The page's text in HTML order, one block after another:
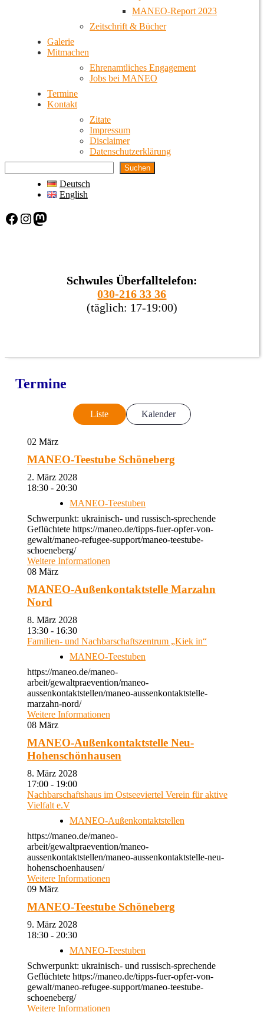
MANEO-Report 2023
Zeitschrift & Bücher
Galerie
Mitmachen
Ehrenamtliches Engagement
Jobs bei MANEO
Termine
Kontakt
Zitate
Impressum
Disclaimer
Datenschutzerklärung
Suchen
Deutsch
English
Facebook Instagram Mastodon
Schwules Überfalltelefon:
030-216 33 36
(täglich: 17-19:00)
Termine
Liste Kalender
02 März
MANEO-Teestube Schöneberg
2. März 2028
18:30 - 20:30
MANEO-Teestuben
Schwerpunkt: ukrainisch- und russisch-sprechende
Geflüchtete https://maneo.de/tipps-fuer-opfer-von-
gewalt/maneo-refugee-support/maneo-teestube-
schoeneberg/
Weitere Informationen
08 März
MANEO-Außenkontaktstelle Marzahn
Nord
8. März 2028
13:30 - 16:30
Familien- und Nachbarschaftszentrum „Kiek in“
MANEO-Teestuben
https://maneo.de/maneo-
arbeit/gewaltpraevention/maneo-
aussenkontaktstellen/maneo-aussenkontaktstelle-
marzahn-nord/
Weitere Informationen
08 März
MANEO-Außenkontaktstelle Neu-
Hohenschönhausen
8. März 2028
17:00 - 19:00
Nachbarschaftshaus im Ostseeviertel Verein für aktive
Vielfalt e.V
MANEO-Außenkontaktstellen
https://maneo.de/maneo-
arbeit/gewaltpraevention/maneo-
aussenkontaktstellen/maneo-aussenkontaktstelle-neu-
hohenschoenhausen/
Weitere Informationen
09 März
MANEO-Teestube Schöneberg
9. März 2028
18:30 - 20:30
MANEO-Teestuben
Schwerpunkt: ukrainisch- und russisch-sprechende
Geflüchtete https://maneo.de/tipps-fuer-opfer-von-
gewalt/maneo-refugee-support/maneo-teestube-
schoeneberg/
Weitere Informationen